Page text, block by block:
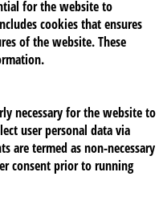
for the website to
cookies that ensures
of the website. These
necessary for the website to
user personal data via
are termed as non-necessary
consent prior to running